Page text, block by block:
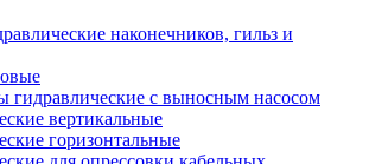
наконечников, гильз и
гидравлические с выносным насосом
вертикальные
горизонтальные